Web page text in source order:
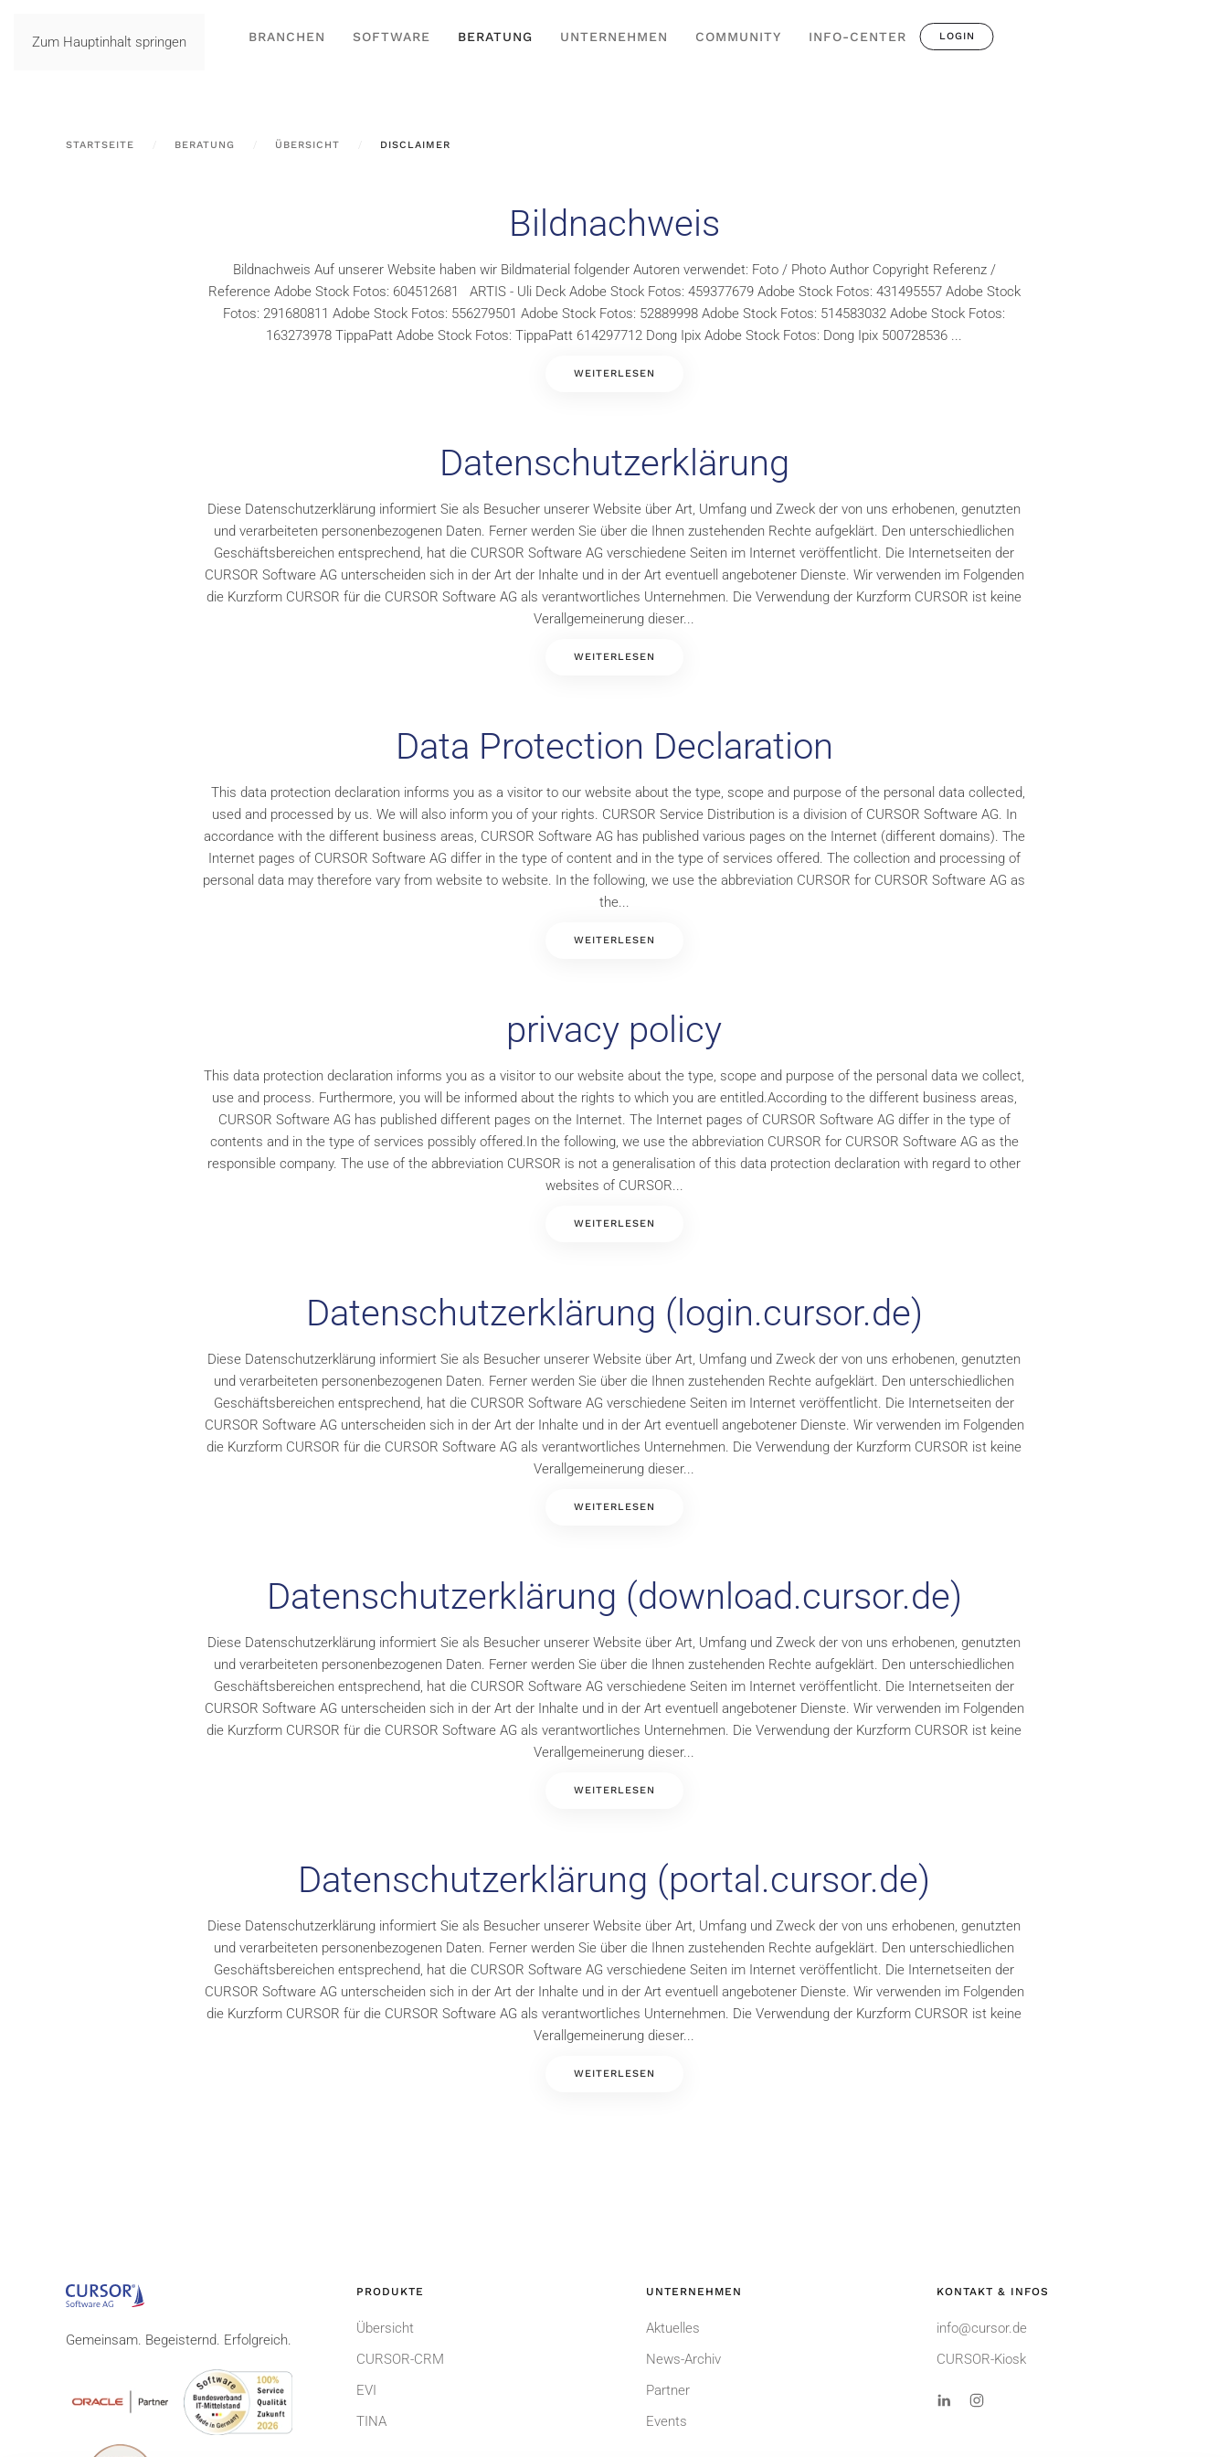
Zum Hauptinhalt springen BRANCHEN SOFTWARE BERATUNG UNTERNEHMEN COMMUNITY INFO-CENTER LOGIN
STARTSEITE BERATUNG ÜBERSICHT DISCLAIMER
Bildnachweis
Bildnachweis Auf unserer Website haben wir Bildmaterial folgender Autoren verwendet: Foto / Photo Author Copyright Referenz /
Reference Adobe Stock Fotos: 604512681 ARTIS - Uli Deck Adobe Stock Fotos: 459377679 Adobe Stock Fotos: 431495557 Adobe Stock
Fotos: 291680811 Adobe Stock Fotos: 556279501 Adobe Stock Fotos: 52889998 Adobe Stock Fotos: 514583032 Adobe Stock Fotos:
163273978 TippaPatt Adobe Stock Fotos: TippaPatt 614297712 Dong Ipix Adobe Stock Fotos: Dong Ipix 500728536 ...
WEITERLESEN
Datenschutzerklärung
Diese Datenschutzerklärung informiert Sie als Besucher unserer Website über Art, Umfang und Zweck der von uns erhobenen, genutzten
und verarbeiteten personenbezogenen Daten. Ferner werden Sie über die Ihnen zustehenden Rechte aufgeklärt. Den unterschiedlichen
Geschäftsbereichen entsprechend, hat die CURSOR Software AG verschiedene Seiten im Internet veröffentlicht. Die Internetseiten der
CURSOR Software AG unterscheiden sich in der Art der Inhalte und in der Art eventuell angebotener Dienste. Wir verwenden im Folgenden
die Kurzform CURSOR für die CURSOR Software AG als verantwortliches Unternehmen. Die Verwendung der Kurzform CURSOR ist keine
Verallgemeinerung dieser...
WEITERLESEN
Data Protection Declaration
This data protection declaration informs you as a visitor to our website about the type, scope and purpose of the personal data collected,
used and processed by us. We will also inform you of your rights. CURSOR Service Distribution is a division of CURSOR Software AG. In
accordance with the different business areas, CURSOR Software AG has published various pages on the Internet (different domains). The
Internet pages of CURSOR Software AG differ in the type of content and in the type of services offered. The collection and processing of
personal data may therefore vary from website to website. In the following, we use the abbreviation CURSOR for CURSOR Software AG as
the...
WEITERLESEN
privacy policy
This data protection declaration informs you as a visitor to our website about the type, scope and purpose of the personal data we collect,
use and process. Furthermore, you will be informed about the rights to which you are entitled.According to the different business areas,
CURSOR Software AG has published different pages on the Internet. The Internet pages of CURSOR Software AG differ in the type of
contents and in the type of services possibly offered.In the following, we use the abbreviation CURSOR for CURSOR Software AG as the
responsible company. The use of the abbreviation CURSOR is not a generalisation of this data protection declaration with regard to other
websites of CURSOR...
WEITERLESEN
Datenschutzerklärung (login.cursor.de)
Diese Datenschutzerklärung informiert Sie als Besucher unserer Website über Art, Umfang und Zweck der von uns erhobenen, genutzten
und verarbeiteten personenbezogenen Daten. Ferner werden Sie über die Ihnen zustehenden Rechte aufgeklärt. Den unterschiedlichen
Geschäftsbereichen entsprechend, hat die CURSOR Software AG verschiedene Seiten im Internet veröffentlicht. Die Internetseiten der
CURSOR Software AG unterscheiden sich in der Art der Inhalte und in der Art eventuell angebotener Dienste. Wir verwenden im Folgenden
die Kurzform CURSOR für die CURSOR Software AG als verantwortliches Unternehmen. Die Verwendung der Kurzform CURSOR ist keine
Verallgemeinerung dieser...
WEITERLESEN
Datenschutzerklärung (download.cursor.de)
Diese Datenschutzerklärung informiert Sie als Besucher unserer Website über Art, Umfang und Zweck der von uns erhobenen, genutzten
und verarbeiteten personenbezogenen Daten. Ferner werden Sie über die Ihnen zustehenden Rechte aufgeklärt. Den unterschiedlichen
Geschäftsbereichen entsprechend, hat die CURSOR Software AG verschiedene Seiten im Internet veröffentlicht. Die Internetseiten der
CURSOR Software AG unterscheiden sich in der Art der Inhalte und in der Art eventuell angebotener Dienste. Wir verwenden im Folgenden
die Kurzform CURSOR für die CURSOR Software AG als verantwortliches Unternehmen. Die Verwendung der Kurzform CURSOR ist keine
Verallgemeinerung dieser...
WEITERLESEN
Datenschutzerklärung (portal.cursor.de)
Diese Datenschutzerklärung informiert Sie als Besucher unserer Website über Art, Umfang und Zweck der von uns erhobenen, genutzten
und verarbeiteten personenbezogenen Daten. Ferner werden Sie über die Ihnen zustehenden Rechte aufgeklärt. Den unterschiedlichen
Geschäftsbereichen entsprechend, hat die CURSOR Software AG verschiedene Seiten im Internet veröffentlicht. Die Internetseiten der
CURSOR Software AG unterscheiden sich in der Art der Inhalte und in der Art eventuell angebotener Dienste. Wir verwenden im Folgenden
die Kurzform CURSOR für die CURSOR Software AG als verantwortliches Unternehmen. Die Verwendung der Kurzform CURSOR ist keine
Verallgemeinerung dieser...
WEITERLESEN
Gemeinsam. Begeisternd. Erfolgreich.
PRODUKTE
Übersicht
CURSOR-CRM
EVI
TINA
UNTERNEHMEN
Aktuelles
News-Archiv
Partner
Events
KONTAKT & INFOS
info@cursor.de
CURSOR-Kiosk